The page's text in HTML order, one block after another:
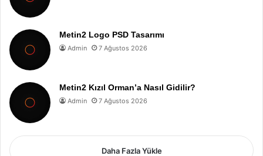
Metin2 Logo PSD Tasarımı
Admin 7 Ağustos 2026
Metin2 Kızıl Orman’a Nasıl Gidilir?
Admin 7 Ağustos 2026
Daha Fazla Yükle